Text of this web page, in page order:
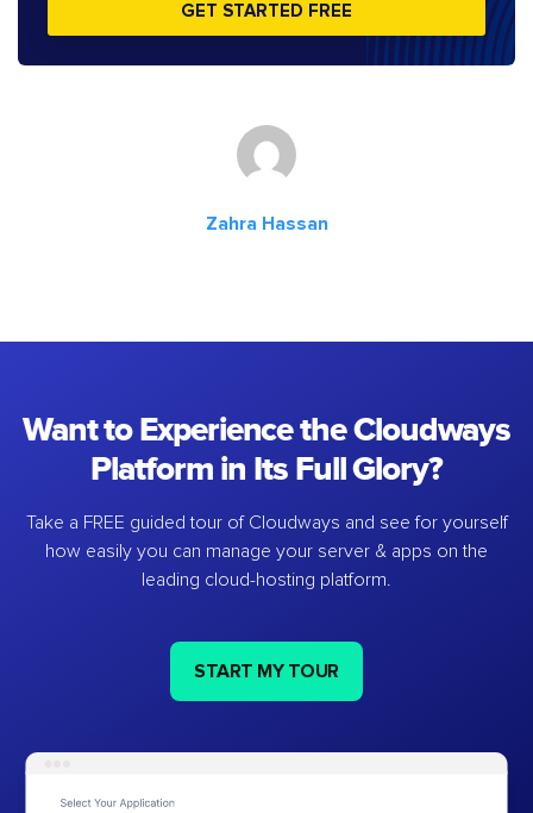
GET STARTED FREE
Zahra Hassan
Want to Experience the Cloudways
Platform in Its Full Glory?
Take a FREE guided tour of Cloudways and see for yourself
how easily you can manage your server & apps on the
leading cloud-hosting platform.
START MY TOUR